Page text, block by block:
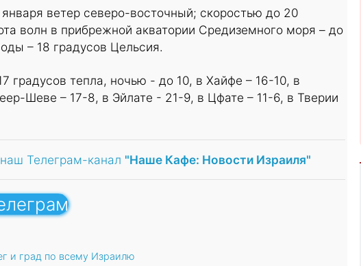
ветер северо-восточный; скоростью до 20
волн в прибрежной акватории Средиземного моря – до
– 18 градусов Цельсия.
градусов тепла, ночью - до 10, в Хайфе – 16-10, в
Шеве – 17-8, в Эйлате - 21-9, в Цфате – 11-6, в Тверии
Телеграм-канал "Наше Кафе: Новости Израиля"
и град по всему Израилю